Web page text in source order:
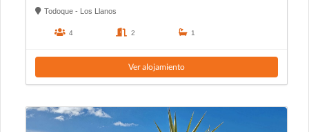
Todoque - Los Llanos
4 2 1
Ver alojamiento